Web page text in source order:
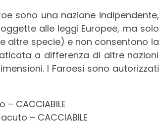
sono una nazione indipendente,
alle leggi Europee, ma solo
altre specie) e non consentono la
a differenza di altre nazioni
I Faroesi sono autorizzati
CACCIABILE
– CACCIABILE